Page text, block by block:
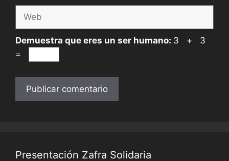
Demuestra que eres un ser humano: 3 + 3
=
Presentación Zafra Solidaria